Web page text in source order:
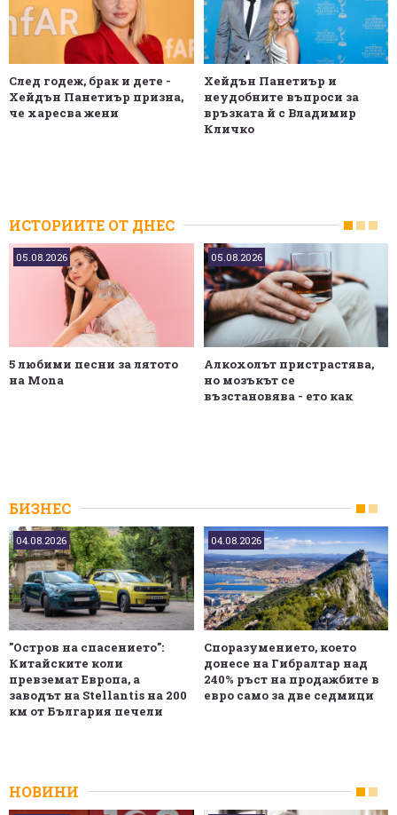
След годеж, брак и дете -
Хейдън Панетиър призна,
че харесва жени
Хейдън Панетиър и
неудобните въпроси за
връзката й с Владимир
Кличко
ИСТОРИИТЕ ОТ ДНЕС
05.08.2026
5 любими песни за лятото
на Mona
05.08.2026
Алкохолът пристрастява,
но мозъкът се
възстановява - ето как
БИЗНЕС
04.08.2026
"Остров на спасението":
Китайските коли
превземат Европа, а
заводът на Stellantis на 200
км от България печели
04.08.2026
Споразумението, което
донесе на Гибралтар над
240% ръст на продажбите в
евро само за две седмици
НОВИНИ